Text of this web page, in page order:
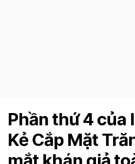
Phần thứ 4 của
Kẻ Cắp Mặt